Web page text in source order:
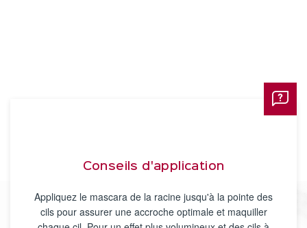
Conseils d'application
Appliquez le mascara de la racine jusqu'à la pointe des
cils pour assurer une accroche optimale et maquiller